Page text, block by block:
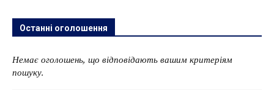
Останні оголошення
Немає оголошень, що відповідають вашим критеріям
пошуку.